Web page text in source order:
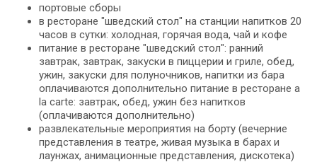
портовые сборы
в ресторане "шведский стол" на станции напитков 20
часов в сутки: холодная, горячая вода, чай и кофе
питание в ресторане "шведский стол": ранний
завтрак, завтрак, закуски в пиццерии и гриле, обед,
ужин, закуски для полуночников, напитки из бара
оплачиваются дополнительно питание в ресторане a
la carte: завтрак, обед, ужин без напитков
(оплачиваются дополнительно)
развлекательные мероприятия на борту (вечерние
представления в театре, живая музыка в барах и
лаунжах, анимационные представления, дискотека)